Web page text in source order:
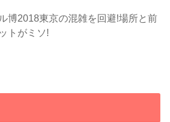
博2018東京の混雑を回避!場所と前
トがミソ!